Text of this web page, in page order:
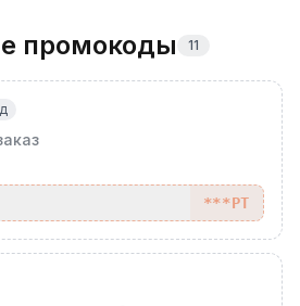
промокоды 11
***РТ